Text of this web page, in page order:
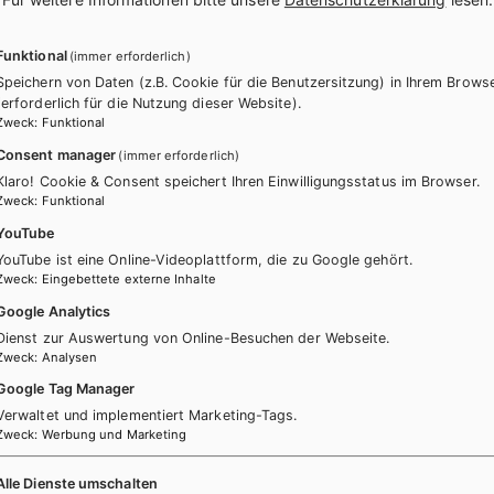
Bände dieser
(immer erforderlich)
von Daten (z.B. Cookie für die Benutzersitzung) in Ihrem
für die Nutzung dieser Website).
: Funktional
manager (immer erforderlich)
Cookie & Consent speichert Ihren Einwilligungsstatus im Browser.
: Funktional
ist eine Online-Videoplattform, die zu Google gehört.
: Eingebettete externe Inhalte
Analytics
zur Auswertung von Online-Besuchen der Webseite.
: Analysen
Tag Manager
und implementiert Marketing-Tags.
: Werbung und Marketing
Dienste umschalten